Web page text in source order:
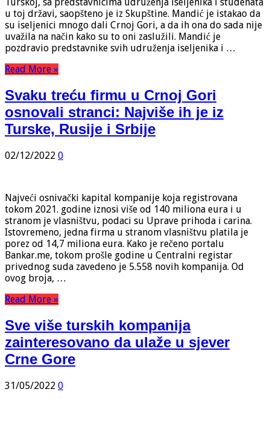
u toj državi, saopšteno je iz Skupštine. Mandić je istakao da
su iseljenici mnogo dali Crnoj Gori, a da ih ona do sada nije
uvažila na način kako su to oni zaslužili. Mandić je
pozdravio predstavnike svih udruženja iseljenika i …
Read More »
Svaku treću firmu u Crnoj Gori
osnovali stranci: Najviše ih je iz
Turske, Rusije i Srbije
02/12/2022 0
Najveći osnivački kapital kompanije koja registrovana
tokom 2021. godine iznosi više od 140 miliona eura i u
stranom je vlasništvu, podaci su Uprave prihoda i carina.
Istovremeno, jedna firma u stranom vlasništvu platila je
porez od 14,7 miliona eura. Kako je rečeno portalu
Bankar.me, tokom prošle godine u Centralni registar
privednog suda zavedeno je 5.558 novih kompanija. Od
ovog broja, …
Read More »
Sve više turskih kompanija
zainteresovano da ulaže u sjever
Crne Gore
31/05/2022 0